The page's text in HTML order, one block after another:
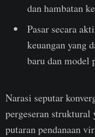
dan hambatan
Pasar secara
keuangan yang
baru dan model
Narasi seputar
pergeseran
putaran pendanaan